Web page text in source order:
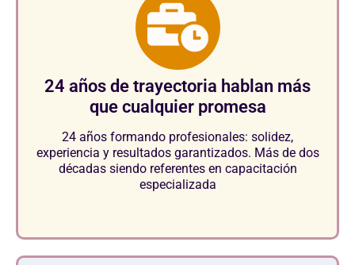
24 años de trayectoria hablan más
que cualquier promesa
24 años formando profesionales: solidez,
experiencia y resultados garantizados. Más de dos
décadas siendo referentes en capacitación
especializada